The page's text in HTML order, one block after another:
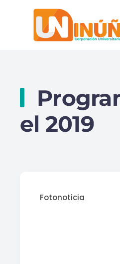
Skip to main content
el 2019
Fotonoticia